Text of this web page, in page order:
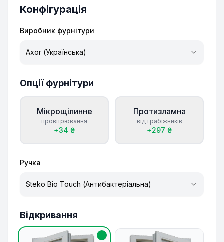
Конфігурація
Виробник фурнітури
Axor (Українська)
Опції фурнітури
Мікрощілинне
провітрювання
+34 ₴
Протизламна
від грабіжників
+297 ₴
Ручка
Steko Bio Touch (Антибактеріальна)
Відкривання